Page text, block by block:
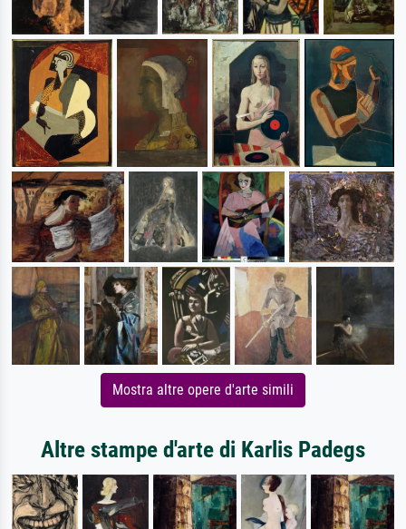
Mostra altre opere d'arte simili
Altre stampe d'arte di Karlis Padegs